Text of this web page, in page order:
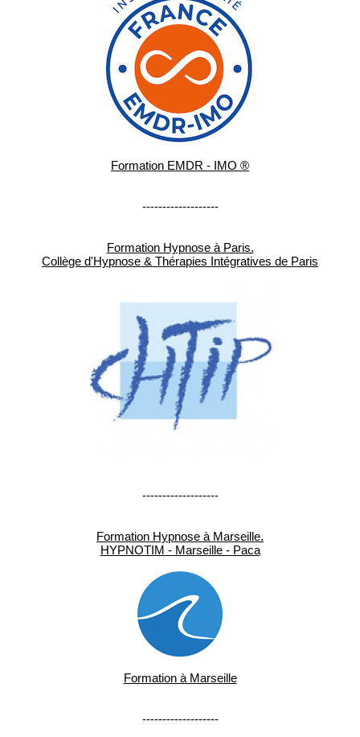
Formation EMDR - IMO ®
-------------------
Formation Hypnose à Paris.
Collège d'Hypnose & Thérapies Intégratives de Paris
-------------------
Formation Hypnose à Marseille.
HYPNOTIM - Marseille - Paca
Formation à Marseille
-------------------